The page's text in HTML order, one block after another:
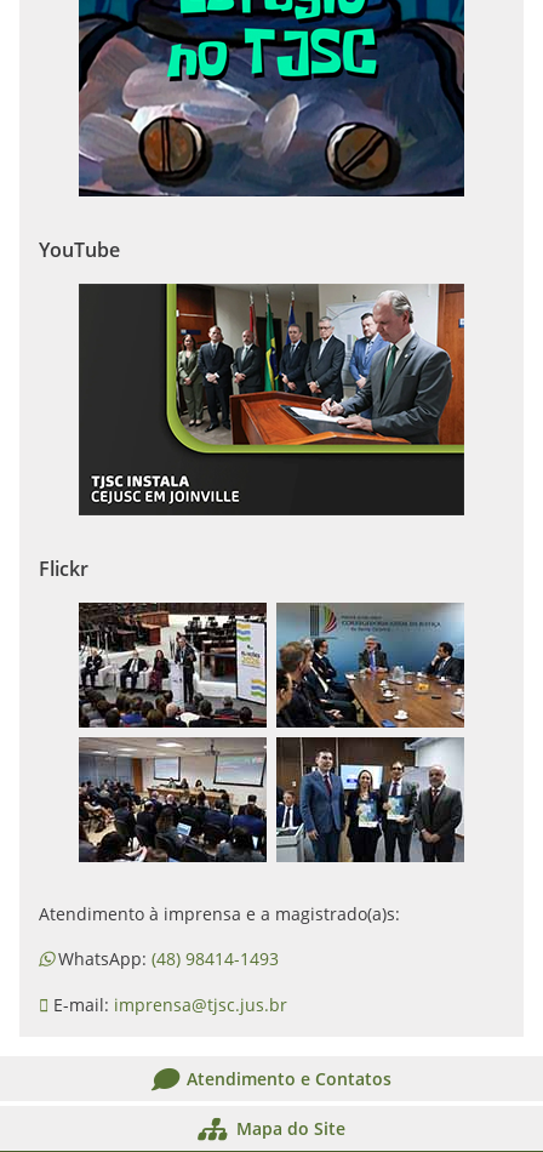
YouTube
Flickr
Atendimento à imprensa e a magistrado(a)s:
WhatsApp: (48) 98414-1493
E-mail: imprensa@tjsc.jus.br
Atendimento e Contatos
Mapa do Site